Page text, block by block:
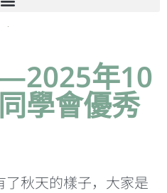
—2025年10
學會優秀
秋天的樣子，大家是